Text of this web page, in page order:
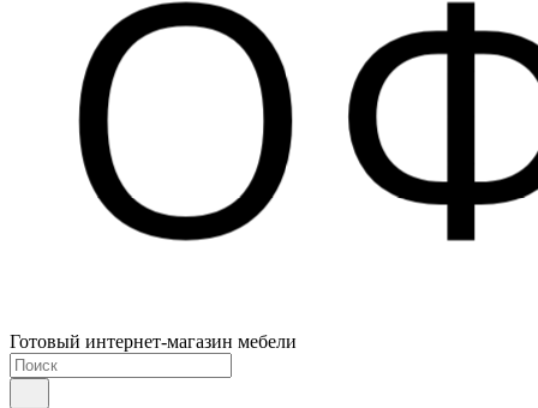
Готовый интернет-магазин мебели